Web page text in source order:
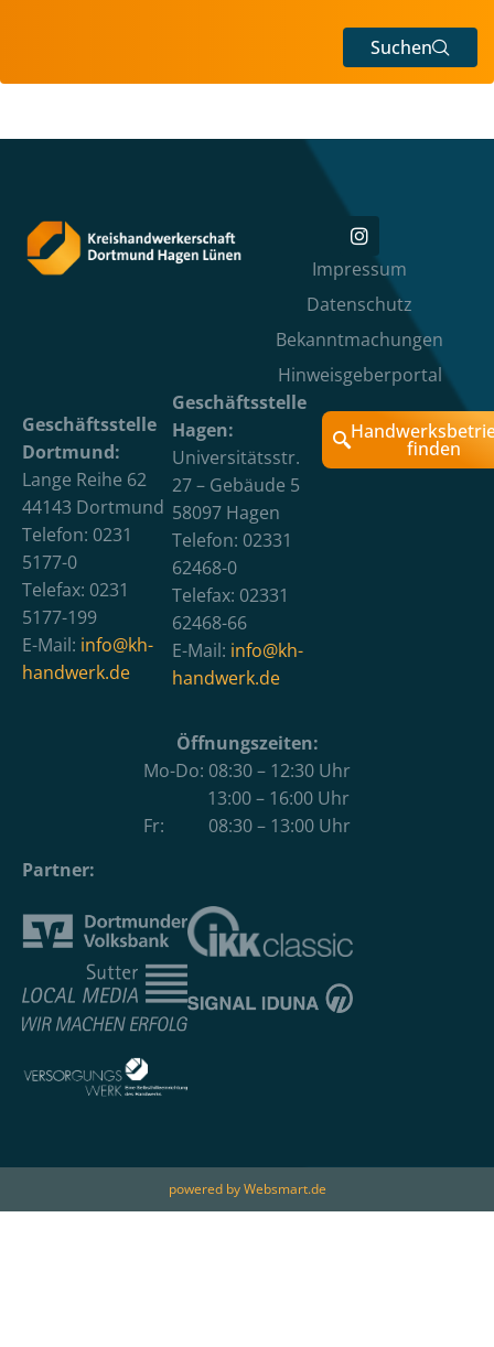
Suchen
Impressum
Datenschutz
Bekanntmachungen
Hinweisgeberportal
Geschäftsstelle
Dortmund:
Lange Reihe 62
44143 Dortmund
Telefon: 0231
5177-0
Telefax: 0231
5177-199
E-Mail: info@kh-
handwerk.de
Geschäftsstelle
Hagen:
Universitätsstr.
27 – Gebäude 5
58097 Hagen
Telefon: 02331
62468-0
Telefax: 02331
62468-66
E-Mail: info@kh-
handwerk.de
finden
Öffnungszeiten:
Mo-Do: 08:30 – 12:30 Uhr
13:00 – 16:00 Uhr
Fr: 08:30 – 13:00 Uhr
Partner:
powered by Websmart.de